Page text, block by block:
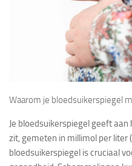
Waarom je bloedsuikerspiegel
Je bloedsuikerspiegel geeft aan
zit, gemeten in millimol per liter
bloedsuikerspiegel is cruciaal